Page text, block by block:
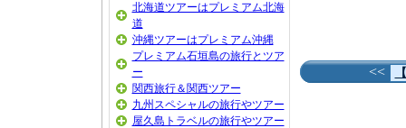
北海道ツアーはプレミアム北海
道
沖縄ツアーはプレミアム沖縄
プレミアム石垣島の旅行とツア
ー
関西旅行＆関西ツアー
九州スペシャルの旅行やツアー
屋久島トラベルの旅行やツアー
<<